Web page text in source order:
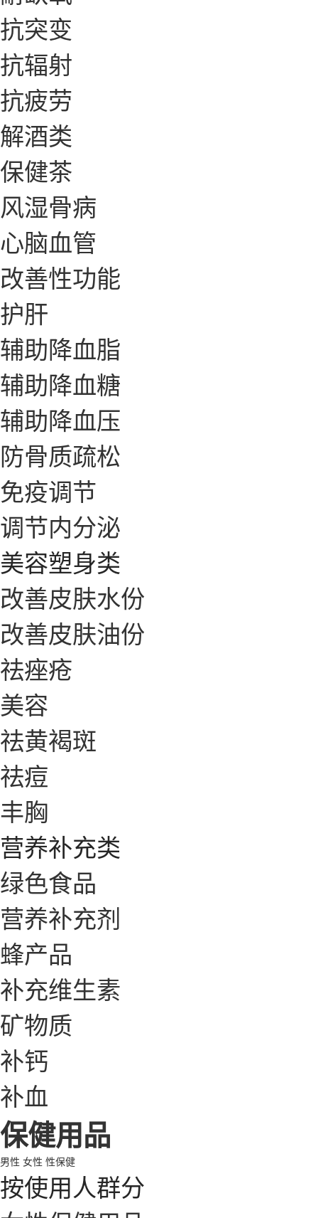
抗突变
抗辐射
抗疲劳
解酒类
保健茶
风湿骨病
心脑血管
改善性功能
护肝
辅助降血脂
辅助降血糖
辅助降血压
防骨质疏松
免疫调节
调节内分泌
美容塑身类
改善皮肤水份
改善皮肤油份
祛痤疮
美容
祛黄褐斑
祛痘
丰胸
营养补充类
绿色食品
营养补充剂
蜂产品
补充维生素
矿物质
补钙
补血
保健用品
男性 女性 性保健
按使用人群分